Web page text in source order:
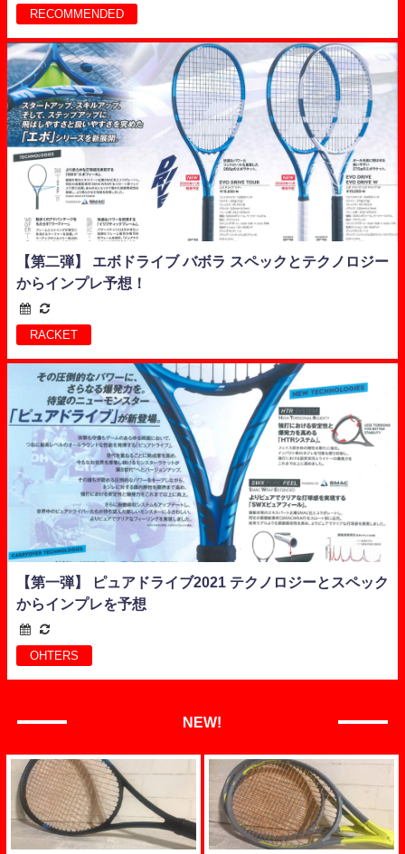
RECOMMENDED
【第二弾】 エボドライブ バボラ スペックとテクノロジー
からインプレ予想！
RACKET
【第一弾】 ピュアドライブ2021 テクノロジーとスペック
からインプレを予想
OHTERS
NEW!